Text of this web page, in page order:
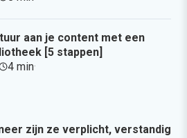
aan je content met een
[5 stappen]
4 min·
zijn ze verplicht, verstandig